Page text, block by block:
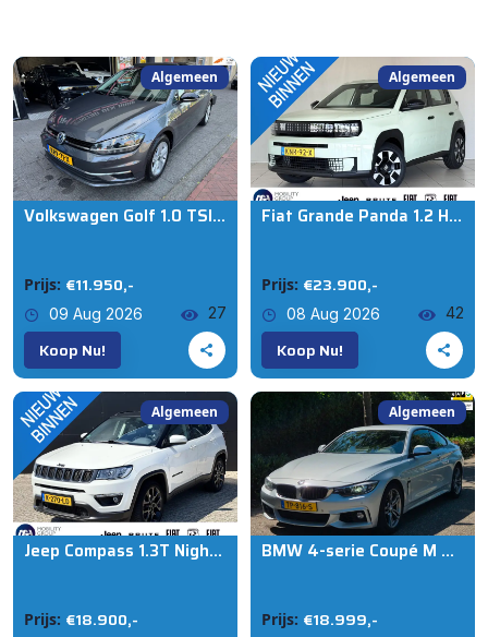
Algemeen
Volkswagen Golf 1.0 TSI Comfortline Pano Massage Navi Clima
Prijs: €11.950,-
09 Aug 2026 27
Koop Nu!
Algemeen
Fiat Grande Panda 1.2 Hybrid POP | Registratiekorting | Apple/Android | Parkeersensoren achter
Prijs: €23.900,-
08 Aug 2026 42
Koop Nu!
Algemeen
Jeep Compass 1.3T Night Eagle Liberty Edition | Apple/Android | Dealer-Onderhouden | Trekhaak
Prijs: €18.900,-
Algemeen
BMW 4-serie Coupé M Sport Apple CarPlay NAP Achteruitrijcamera Coupé Executive BTW AUTO
Prijs: €18.999,-